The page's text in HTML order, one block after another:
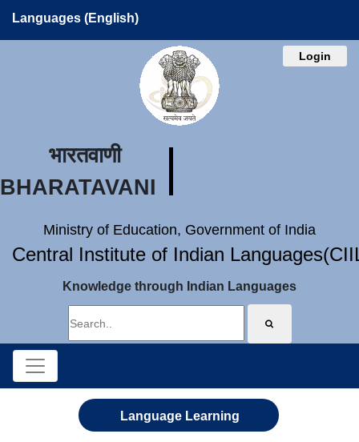
Languages (English)
Login
भारतवाणी
BHARATAVANI
Ministry of Education, Government of India
Central Institute of Indian
Knowledge through Indian Languages
Language Learning